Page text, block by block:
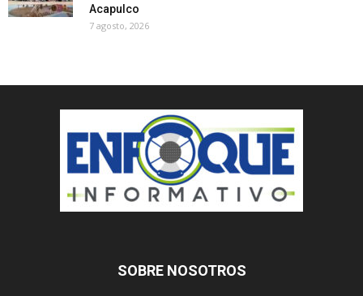
Acapulco
7 agosto, 2026
SOBRE NOSOTROS